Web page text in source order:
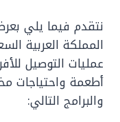
نتقدم فيما يلي
المملكة العربية
عمليات التوصيل
أطعمة واحتياجات
والبرامج التالي: